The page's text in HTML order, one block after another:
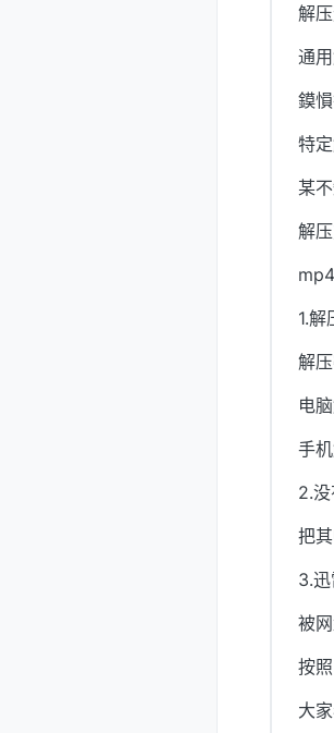
解
通
鏌
特
某
解
1.解
解
电
手机
2.
把
3.
被
按
大